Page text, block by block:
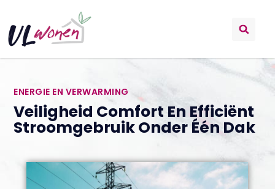
ENERGIE EN VERWARMING
Veiligheid Comfort En Efficiënt
Stroomgebruik Onder Één Dak